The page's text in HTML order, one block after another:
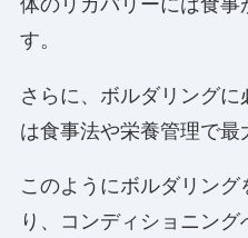
す。
さらに、ボルダリング
は食事法や栄養管理で最
このようにボルダリン
り、コンディショニング